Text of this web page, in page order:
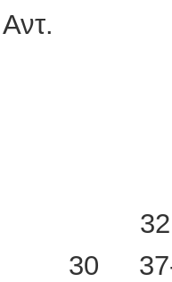
ΑΟΜ
32
30 37-